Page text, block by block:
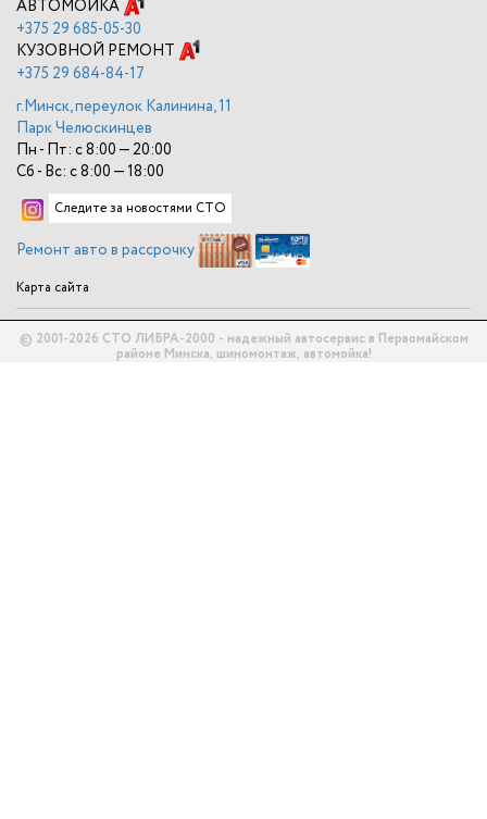
АВТОМОЙКА
+375 29 685-05-30
КУЗОВНОЙ РЕМОНТ
+375 29 684-84-17
г.Минск, переулок Калинина, 11
Парк Челюскинцев
Пн - Пт: с 8:00 — 20:00
Сб - Вс: с 8:00 — 18:00
Следите за новостями СТО
Ремонт авто в рассрочку
Карта сайта
© 2001-2026 СТО ЛИБРА-2000 - надежный автосервис в Первомайском
районе Минска, шиномонтаж, автомойка!